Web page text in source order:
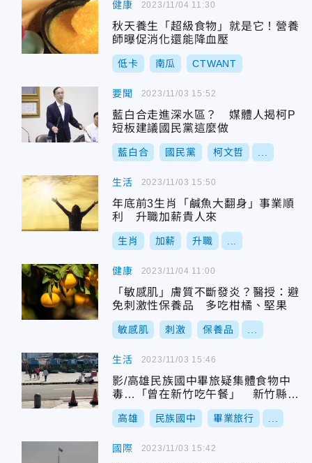
健康
秋天養生「超級食物」就是它！營養
師曝促消化還能降血壓
低卡 南瓜 CTWANT
2023/11/04 11:30
要聞
藍白合走進深水區？ 媒體人揭柯P
短板建議國民黨這麼做
藍白合 國民黨 柯文哲
2023/11/03 15:52
生活
年底前3生肖「鹹魚大翻身」事業順
利 升職加薪貴人來
生肖 加薪 升職
2023/11/03 15:50
健康
「敏感肌」膚質不斷發炎？醫授：避
免刺激性保養品 多吃柑橘、堅果
敏感肌 刺激 保養品
2023/11/04 11:00
生活
影/高雄民族國中畢旅疑集體食物中
毒…「曾在新竹吃午餐」 新竹縣衛
生局出手了
高雄 民族國中 畢業旅行
2023/11/03 15:46
國際 2023/11/03 15:42